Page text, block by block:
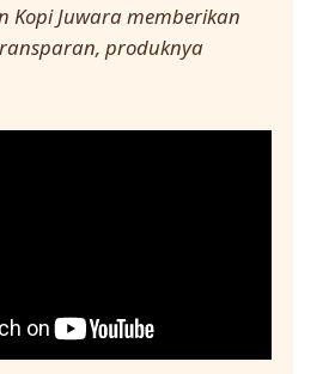
Kopi Juwara memberikan
produknya